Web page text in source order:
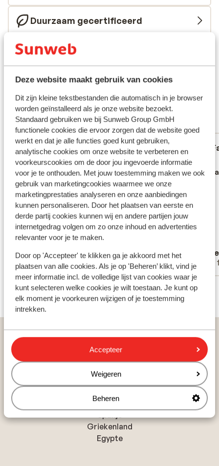
Deze website maakt gebruik van cookies
Dit zijn kleine tekstbestanden die automatisch in je browser
worden geïnstalleerd als je onze website bezoekt.
Standaard gebruiken we bij Sunweb Group GmbH
functionele cookies die ervoor zorgen dat de website goed
werkt en dat je alle functies goed kunt gebruiken,
analytische cookies om onze website te verbeteren en
voorkeurscookies om de door jou ingevoerde informatie
voor je te onthouden. Met jouw toestemming maken we ook
gebruik van marketingcookies waarmee we onze
marketingprestaties analyseren en onze aanbiedingen
kunnen personaliseren. Door het plaatsen van eerste en
derde partij cookies kunnen wij en andere partijen jouw
internetgedrag volgen om zo onze inhoud en advertenties
relevanter voor je te maken.
Door op 'Accepteer' te klikken ga je akkoord met het
plaatsen van alle cookies. Als je op 'Beheren’ klikt, vind je
meer informatie incl. de volledige lijst van cookies waar je
kunt selecteren welke cookies je wilt toestaan. Je kunt op
elk moment je voorkeuren wijzigen of je toestemming
intrekken.
Accepteer
Weigeren
Beheren
Duurzaam gecertificeerd
Wat gasten vinden
Meer over beoordelingen
8.7 Fantastisch
5 ervaringen
Meest geboekt door met partner
9.0 Fantastisch
26 jul. 2025
Super dejligt hotel, med fantastisk
beliggenhed ned til marinaen. 20 min. gåtur
fra strand og 40 min. fra den gamle by -
hurtig med bus. Maden var fin til både
morgen og aften. Personalet var som
regel meget serviceminded (mødte dog en
enkelt sur tjener, men han havde nok bare
en dårlig dag).
Super dejligt hotel, med fantastisk
beliggenhed ned til marinaen. 20 min. gåtur
fra strand og 40 min. fra den gamle by -
hurtig med bus. Maden var fin til både
morgen og aften. Personalet var som
regel meget serviceminded (mødte dog en
enkelt sur tjener,...meer
Vertalen naar het Nederlands (BE)
Helle
Met partner
Nemt
Nemt
Lene
Bekijk alle 5 ervaringen
Home Vakantie Kroatië
Dubrovnik-Neretva
Dubrovnik
Populaire landen
Spanje
Griekenland
Egypte